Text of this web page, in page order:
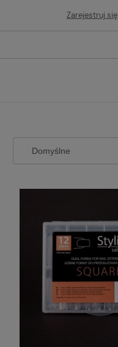
Zarejestruj się